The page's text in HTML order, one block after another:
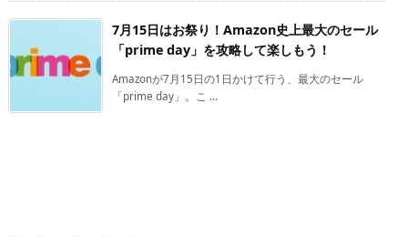
7月15日はお祭り！Amazon史上最大のセール
「prime day」を攻略して楽しもう！
Amazonが7月15日の1日かけて行う、最大のセール
「prime day」。こ ...